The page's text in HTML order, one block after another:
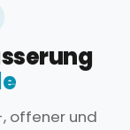
offener und